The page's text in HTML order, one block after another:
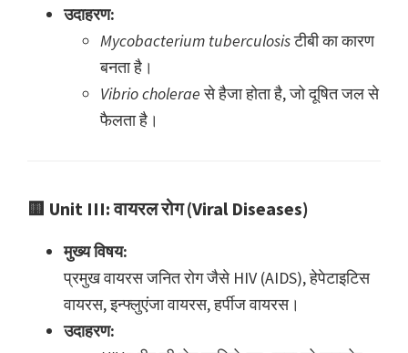
उदाहरण:
Mycobacterium tuberculosisटीबी का कारण
बनता है।
Vibrio choleraeसे हैजा होता है, जो दूषित जल से
फैलता है।
🟨 Unit III: वायरल रोग (Viral Diseases)
मुख्य विषय:
प्रमुख वायरस जनित रोग जैसे HIV (AIDS), हेपेटाइटिस
वायरस, इन्फ्लुएंजा वायरस, हर्पीज वायरस।
उदाहरण: